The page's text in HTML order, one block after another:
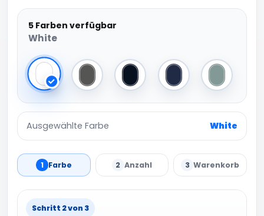
5 Farben verfügbar
White
White Dark Grey Black Navy Sage
Ausgewählte Farbe White
1 Farbe 2 Anzahl 3 Warenkorb
Schritt 2 von 3